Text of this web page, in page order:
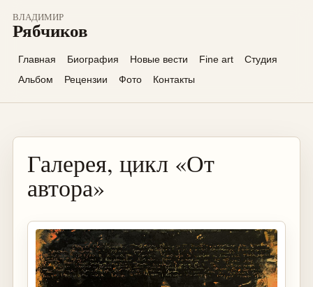
ВЛАДИМИР
Рябчиков
Главная Биография Новые вести Fine art
Студия
Альбом
Рецензии Фото Контакты
Галерея, цикл «От
автора»